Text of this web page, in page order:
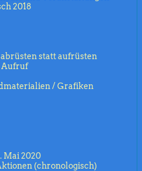
2018
statt aufrüsten
Aufruf
/ Grafiken
Mai 2020
(chronologisch)